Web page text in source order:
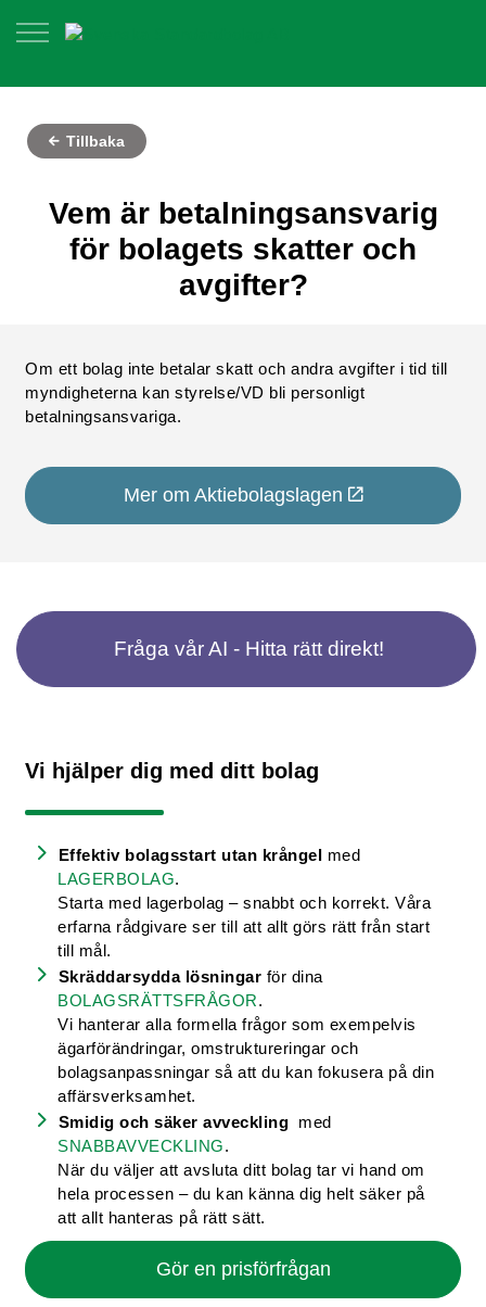
Tillbaka
Vem är betalningsansvarig
för bolagets skatter och
avgifter?
Om ett bolag inte betalar skatt och andra avgifter i tid till
myndigheterna kan styrelse/VD bli personligt
betalningsansvariga.
Mer om Aktiebolagslagen
Fråga vår AI - Hitta rätt direkt!
Vi hjälper dig med ditt bolag
Effektiv bolagsstart utan krångel med
LAGERBOLAG.
Starta med lagerbolag – snabbt och korrekt. Våra
erfarna rådgivare ser till att allt görs rätt från start
till mål.
Skräddarsydda lösningar för dina
BOLAGSRÄTTSFRÅGOR.
Vi hanterar alla formella frågor som exempelvis
ägarförändringar, omstruktureringar och
bolagsanpassningar så att du kan fokusera på din
affärsverksamhet.
Smidig och säker avveckling med
SNABBAVVECKLING.
När du väljer att avsluta ditt bolag tar vi hand om
hela processen – du kan känna dig helt säker på
att allt hanteras på rätt sätt.
Gör en prisförfrågan